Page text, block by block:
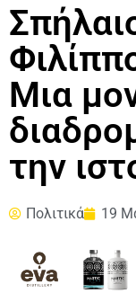
Μια
την
Πολιτικά 19